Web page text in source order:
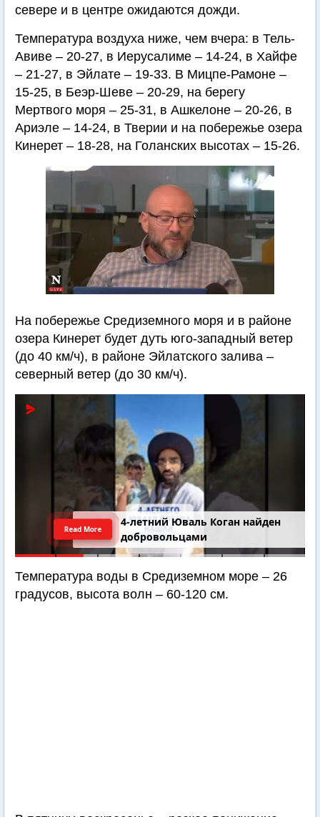
севере и в центре ожидаются дожди.
Температура воздуха ниже, чем вчера: в Тель-
Авиве – 20-27, в Иерусалиме – 14-24, в Хайфе
– 21-27, в Эйлате – 19-33. В Мицпе-Рамоне –
15-25, в Беэр-Шеве – 20-29, на берегу
Мертвого моря – 25-31, в Ашкелоне – 20-26, в
Ариэле – 14-24, в Тверии и на побережье озера
Кинерет – 18-28, на Голанских высотах – 15-26.
На побережье Средиземного моря и в районе
озера Кинерет будет дуть юго-западный ветер
(до 40 км/ч), в районе Эйлатского залива –
северный ветер (до 30 км/ч).
4-летний Юваль Коган найден
добровольцами
Read More
Температура воды в Средиземном море – 26
градусов, высота волн – 60-120 см.